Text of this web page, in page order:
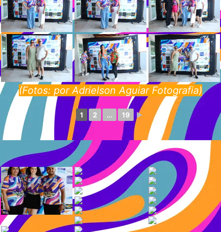
(Fotos: por Adrielson Aguiar Fotografia)
1 2 ... 19 ►